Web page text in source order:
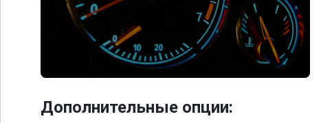
Дополнительные опции: